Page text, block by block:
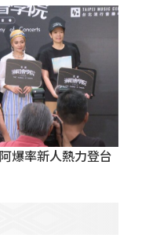
爆率新人熱力登台